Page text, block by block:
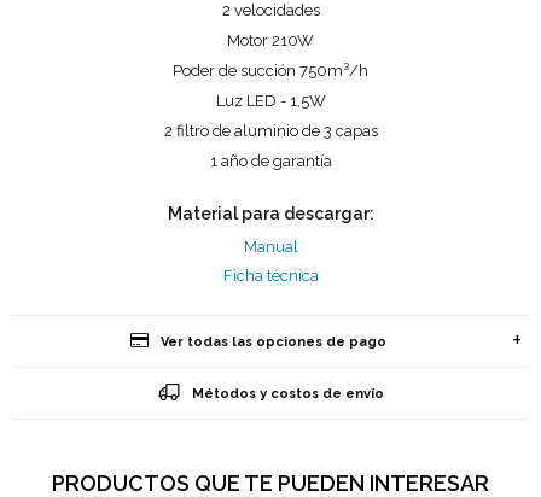
2 velocidades
Motor 210W
Poder de succión 750m³/h
Luz LED - 1,5W
2 filtro de aluminio de 3 capas
1 año de garantía
Material para descargar:
Manual
Ficha técnica
Ver todas las opciones de pago
Métodos y costos de envío
PRODUCTOS QUE TE PUEDEN INTERESAR